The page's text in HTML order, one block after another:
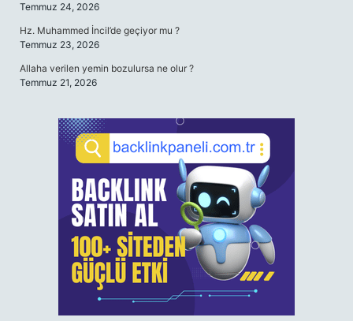
Temmuz 24, 2026
Hz. Muhammed İncil’de geçiyor mu ?
Temmuz 23, 2026
Allaha verilen yemin bozulursa ne olur ?
Temmuz 21, 2026